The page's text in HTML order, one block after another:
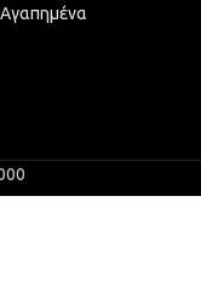
Αγαπημένα